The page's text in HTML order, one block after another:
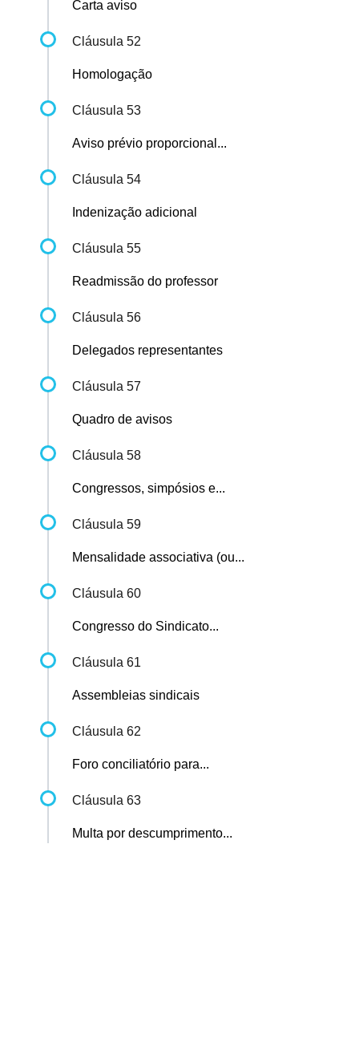
Carta aviso
Cláusula 52
Homologação
Cláusula 53
Aviso prévio proporcional...
Cláusula 54
Indenização adicional
Cláusula 55
Readmissão do professor
Cláusula 56
Delegados representantes
Cláusula 57
Quadro de avisos
Cláusula 58
Congressos, simpósios e...
Cláusula 59
Mensalidade associativa (ou...
Cláusula 60
Congresso do Sindicato...
Cláusula 61
Assembleias sindicais
Cláusula 62
Foro conciliatório para...
Cláusula 63
Multa por descumprimento...